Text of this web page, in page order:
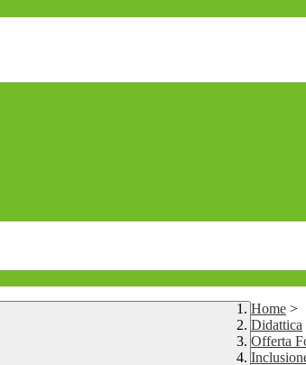
Home >
Didattica
Offerta